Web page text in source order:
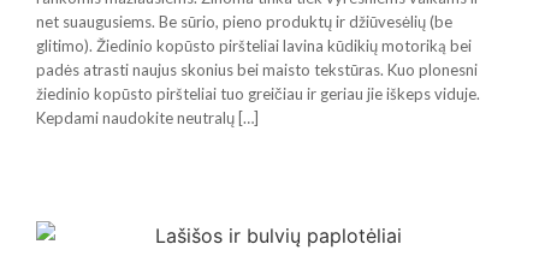
net suaugusiems. Be sūrio, pieno produktų ir džiūvesėlių (be
glitimo). Žiedinio kopūsto piršteliai lavina kūdikių motoriką bei
padės atrasti naujus skonius bei maisto tekstūras. Kuo plonesni
žiedinio kopūsto piršteliai tuo greičiau ir geriau jie iškeps viduje.
Kepdami naudokite neutralų […]